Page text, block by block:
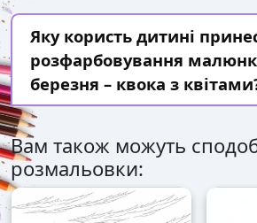
Яку користь дитині
розфарбовування
березня – квока з
Вам також можуть
розмальовки: